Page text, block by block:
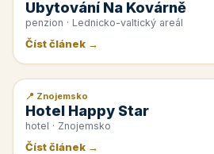
Ubytování Na Kovárně
penzion · Lednicko-valtický areál
Číst článek →
📰 PR článek
📍 Znojemsko
Hotel Happy Star
hotel · Znojemsko
Číst článek →